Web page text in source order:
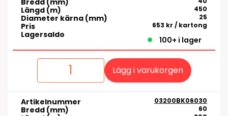
Längd (m) 450
Diameter kärna (mm) 25
Pris 653 kr / kartong
Lagersaldo
100+ i lager
Lägg i varukorgen
Artikelnummer 03200BK06030
Bredd (mm) 60